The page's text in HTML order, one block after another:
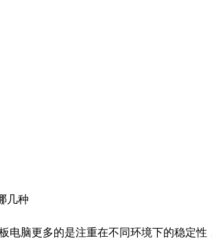
几种
脑更多的是注重在不同环境下的稳定